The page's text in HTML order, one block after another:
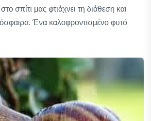
σπίτι μας φτιάχνει τη διάθεση και
Ένα καλοφροντισμένο φυτό